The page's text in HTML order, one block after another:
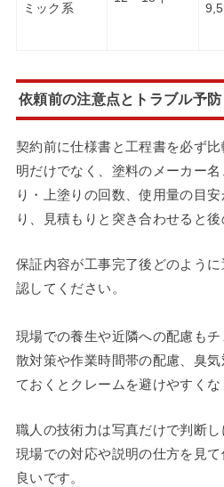
ミック系
依頼前の注意点とトラブル予防
契約前に仕様書と工程書を必ず
明だけでなく、塗料のメーカー
り・上塗りの回数、使用量の目
り、見積もりと突き合わせると後
保証内容が工事完了後どのよう
認してください。
現場での養生や近隣への配慮も
散対策や作業時間帯の配慮、臭
ておくとクレームを避けやすくな
職人の技術力は写真だけで判断
現場での対応や説明の仕方を見
良いです。